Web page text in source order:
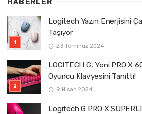
HABERLER
Logitech Yazın Enerjisini
Taşıyor
23 Temmuz 2024
LOGITECH G, Yeni PRO X
Oyuncu Klavyesini Tanıttı!
9 Nisan 2024
Logitech G PRO X